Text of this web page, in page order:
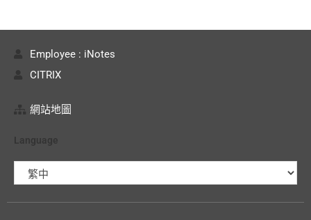
Employee : iNotes
CITRIX
網站地圖
Language